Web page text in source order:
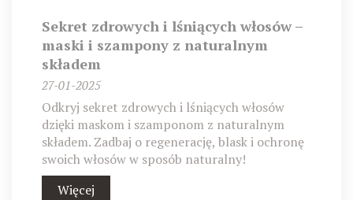
Sekret zdrowych i lśniących włosów –
maski i szampony z naturalnym
składem
27-01-2025
Odkryj sekret zdrowych i lśniących włosów
dzięki maskom i szamponom z naturalnym
składem. Zadbaj o regenerację, blask i ochronę
swoich włosów w sposób naturalny!
Więcej